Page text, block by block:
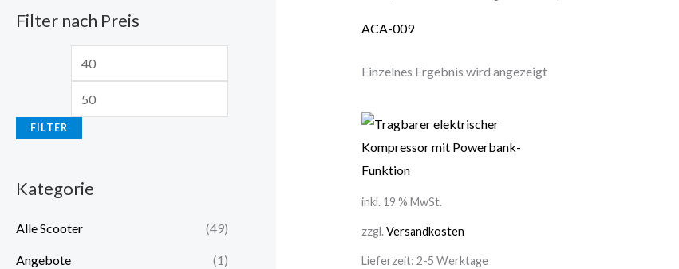
Filter nach Preis
s
FILTER
Kategorie
Alle Scooter (49)
Angebote (1)
ACA-009
Einzelnes Ergebnis wird angezeigt
inkl. 19 % MwSt.
zzgl.Versandkosten
Lieferzeit: 2-5 Werktage